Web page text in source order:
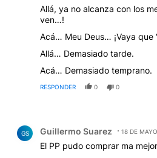
Allá, ya no alcanza con los
ven…!
Acá… Meu Deus… ¡Vaya que
Allá… Demasiado tarde.
Acá… Demasiado temprano.
RESPONDER 0 0
GS Guillermo Suarez 18 DE
El PP pudo comprar ma